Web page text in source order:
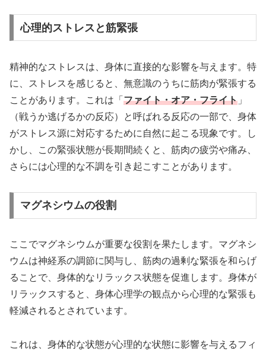
心理的ストレスと筋緊張
精神的なストレスは、身体に直接的な影響を与えます。特
に、ストレスを感じると、無意識のうちに筋肉が緊張する
ことがあります。これは「 ファイト・オア・フライト 」
（戦うか逃げるかの反応）と呼ばれる反応の一部で、身体
がストレス源に対応するために自然に起こる現象です。し
かし、この緊張状態が長期間続くと、筋肉の疲労や痛み、
さらには心理的な不調を引き起こすことがあります。
マグネシウムの役割
ここでマグネシウムが重要な役割を果たします。マグネシ
ウムは神経系の調節に関与し、筋肉の過剰な緊張を和らげ
ることで、身体的なリラックス状態を促進します。身体が
リラックスすると、身体心理学の観点から心理的な緊張も
軽減されるとされています。
これは、身体的な状態が心理的な状態に影響を与えるフィ